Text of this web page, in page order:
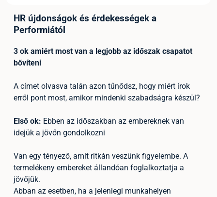
HR újdonságok és érdekességek a
Performiától
3 ok amiért most van a legjobb az időszak csapatot
bővíteni
A címet olvasva talán azon tűnődsz, hogy miért írok
erről pont most, amikor mindenki szabadságra készül?
Első ok: Ebben az időszakban az embereknek van
idejük a jövőn gondolkozni
Van egy tényező, amit ritkán veszünk figyelembe. A
termelékeny embereket állandóan foglalkoztatja a
jövőjük.
Abban az esetben, ha a jelenlegi munkahelyen